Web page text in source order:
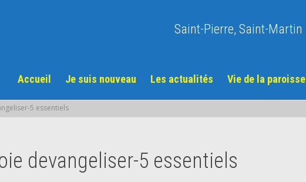
Saint-Pierre, Saint-Martin
Accueil Je suis nouveau Les actualités Vie de la paroisse
5 essentiels
devangeliser-5 essentiels